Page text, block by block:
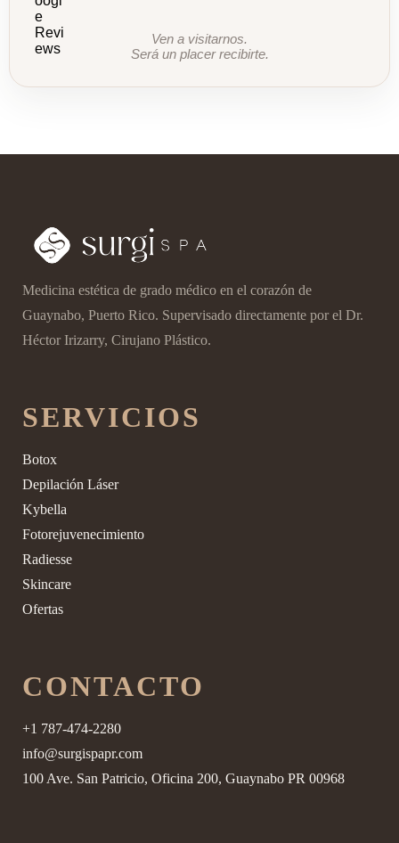
Ven a visitarnos.
Será un placer recibirte.
Medicina estética de grado médico en el corazón de
Guaynabo, Puerto Rico. Supervisado directamente por el Dr.
Héctor Irizarry, Cirujano Plástico.
SERVICIOS
Botox
Depilación Láser
Kybella
Fotorejuvenecimiento
Radiesse
Skincare
Ofertas
CONTACTO
+1 787-474-2280
info@surgispapr.com
100 Ave. San Patricio, Oficina 200, Guaynabo PR 00968